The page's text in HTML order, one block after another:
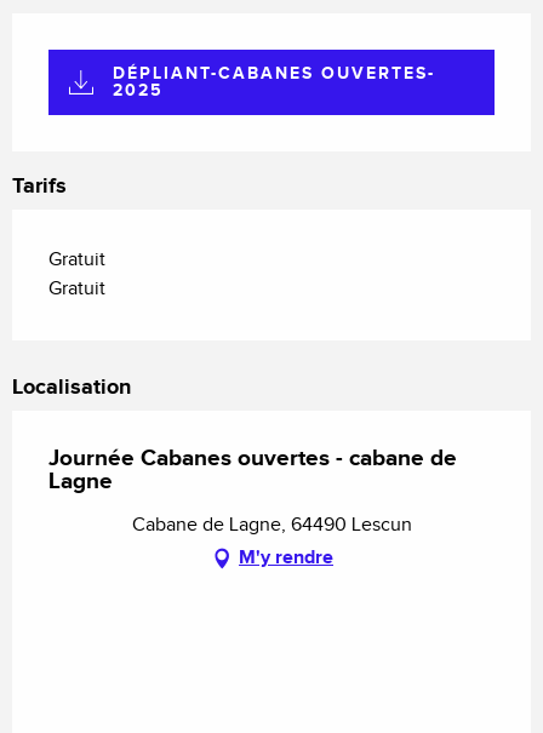
DÉPLIANT-CABANES OUVERTES-
2025
Tarifs
Gratuit
Gratuit
Localisation
Journée Cabanes ouvertes - cabane de
Lagne
Cabane de Lagne, 64490 Lescun
M'y rendre